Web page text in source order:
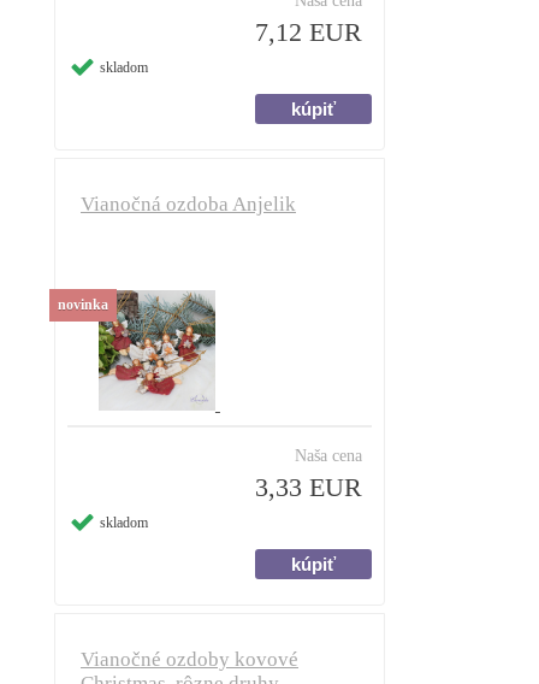
7,12 EUR
skladom
Vianočná ozdoba Anjelik
Naša cena
3,33 EUR
skladom
novinka
Vianočné ozdoby kovové